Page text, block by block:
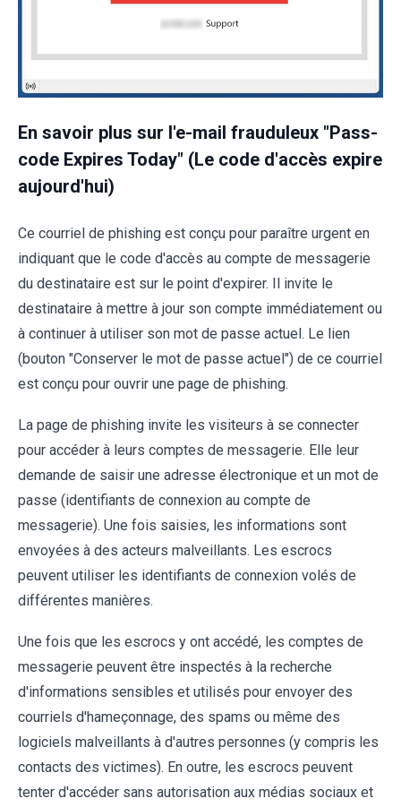
En savoir plus sur l'e-mail frauduleux "Pass-
code Expires Today" (Le code d'accès expire
aujourd'hui)
Ce courriel de phishing est conçu pour paraître urgent en
indiquant que le code d'accès au compte de messagerie
du destinataire est sur le point d'expirer. Il invite le
destinataire à mettre à jour son compte immédiatement ou
à continuer à utiliser son mot de passe actuel. Le lien
(bouton "Conserver le mot de passe actuel") de ce courriel
est conçu pour ouvrir une page de phishing.
La page de phishing invite les visiteurs à se connecter
pour accéder à leurs comptes de messagerie. Elle leur
demande de saisir une adresse électronique et un mot de
passe (identifiants de connexion au compte de
messagerie). Une fois saisies, les informations sont
envoyées à des acteurs malveillants. Les escrocs
peuvent utiliser les identifiants de connexion volés de
différentes manières.
Une fois que les escrocs y ont accédé, les comptes de
messagerie peuvent être inspectés à la recherche
d'informations sensibles et utilisés pour envoyer des
courriels d'hameçonnage, des spams ou même des
logiciels malveillants à d'autres personnes (y compris les
contacts des victimes). En outre, les escrocs peuvent
tenter d'accéder sans autorisation aux médias sociaux et